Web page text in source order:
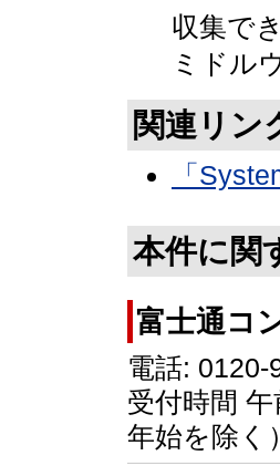
収集で
ミドル
関連リン
「
本件に関
富士通コ
電話:
受付時間
年始を除く）